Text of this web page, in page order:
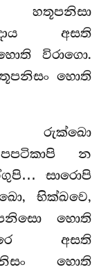
හතූපනිසා
අසති
විරාගො.
හොති
රුක්ඛො
න
සාරොපි
භික්ඛවෙ,
හොති
අසති
හොති